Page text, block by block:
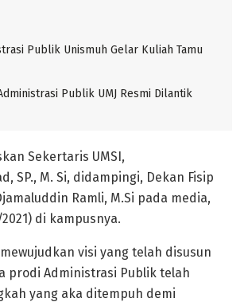
Publik Unismuh Gelar Kuliah Tamu
Publik UMJ Resmi Dilantik
Sekertaris UMSI,
SP., M. Si, didampingi, Dekan Fisip
Ramli, M.Si pada media,
di kampusnya.
visi yang telah disusun
prodi Administrasi Publik telah
yang aka ditempuh demi